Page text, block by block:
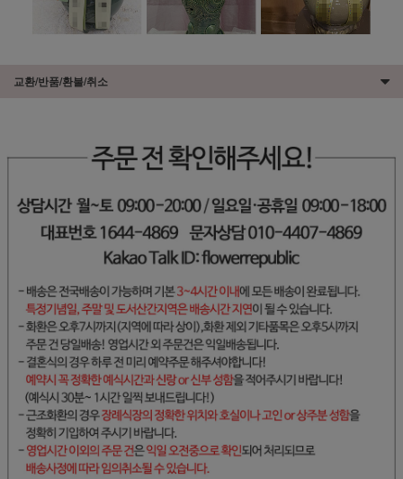
교환/반품/환불/취소